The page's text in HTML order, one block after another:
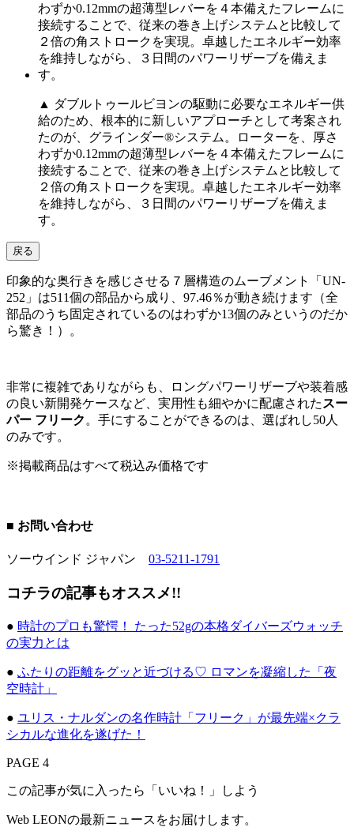
▲ ダブルトゥールビヨンの駆動に必要なエネルギー供
給のため、根本的に新しいアプローチとして考案され
たのが、グラインダー®システム。ローターを、厚さ
わずか0.12mmの超薄型レバーを４本備えたフレームに
接続することで、従来の巻き上げシステムと比較して
２倍の角ストロークを実現。卓越したエネルギー効率
を維持しながら、３日間のパワーリザーブを備えま
す。
戻る
印象的な奥行きを感じさせる７層構造のムーブメント「UN-
252」は511個の部品から成り、97.46％が動き続けます（全
部品のうち固定されているのはわずか13個のみというのだか
ら驚き！）。
非常に複雑でありながらも、ロングパワーリザーブや装着感
の良い新開発ケースなど、実用性も細やかに配慮された スー
パー フリーク 。手にすることができるのは、選ばれし50人
のみです。
※掲載商品はすべて税込み価格です
■ お問い合わせ
ソーウインド ジャパン 03-5211-1791
コチラの記事もオススメ!!
● 時計のプロも驚愕！ たった52gの本格ダイバーズウォッチ
の実力とは
● ふたりの距離をグッと近づける♡ ロマンを凝縮した「夜
空時計」
● ユリス・ナルダンの名作時計「フリーク」が最先端×クラ
シカルな進化を遂げた！
PAGE 4
この記事が気に入ったら「いいね！」しよう
Web LEONの最新ニュースをお届けします。